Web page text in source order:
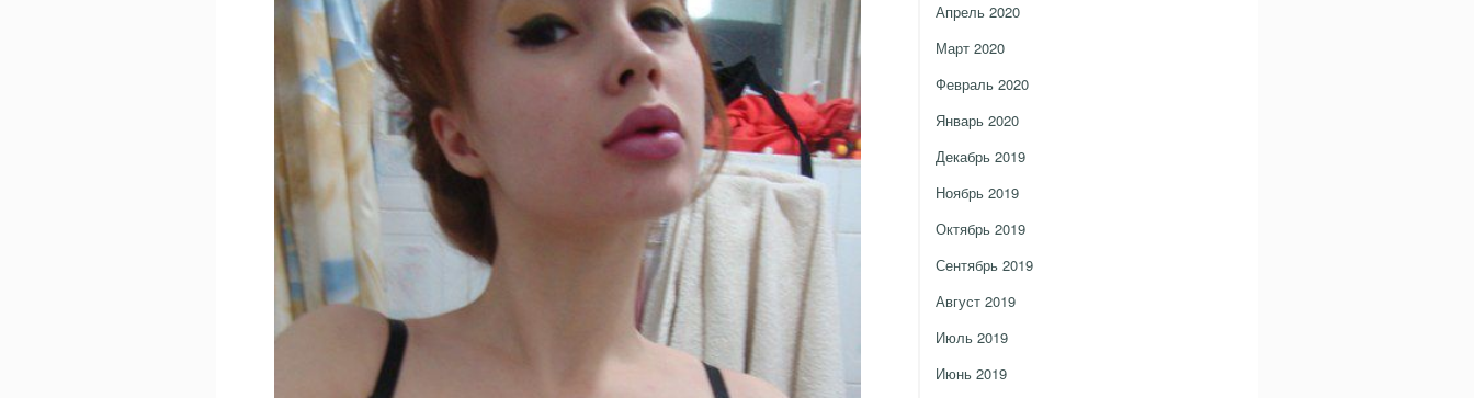
Апрель 2020
Март 2020
Февраль 2020
Январь 2020
Декабрь 2019
Ноябрь 2019
Октябрь 2019
Сентябрь 2019
Август 2019
Июль 2019
Июнь 2019